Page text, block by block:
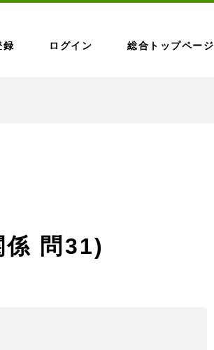
録 ログイン 総合トップページ
問31)